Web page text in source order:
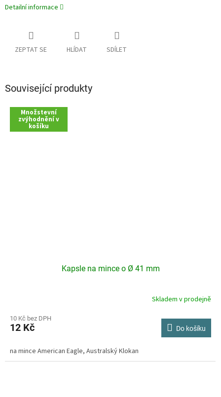
Detailní informace
ZEPTAT SE HLÍDAT SDÍLET
Související produkty
Množstevní
zvýhodnění v
košíku
Kapsle na mince o Ø 41 mm
produktu
je
z
Skladem v prodejně
10 Kč bez DPH
12 Kč Do košíku
na mince American Eagle, Australský Klokan